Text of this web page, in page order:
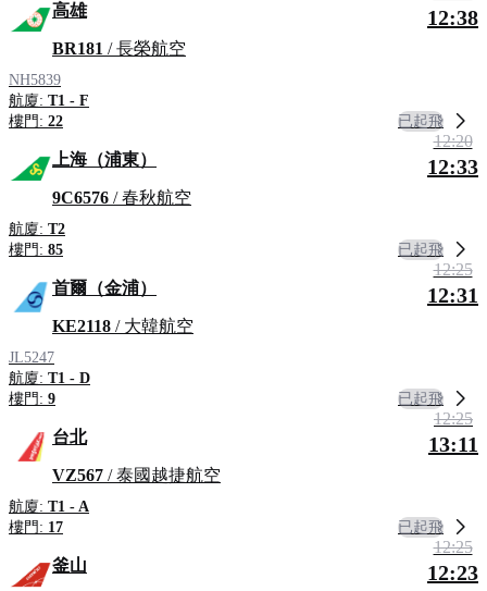
高雄
BR181 / 長榮航空
NH5839
航廈: T1 - F
樓門: 22
12:38
已起飛
上海（浦東）
9C6576 / 春秋航空
航廈: T2
樓門: 85
12:20
12:33
已起飛
首爾（金浦）
KE2118 / 大韓航空
JL5247
航廈: T1 - D
樓門: 9
12:25
12:31
已起飛
台北
VZ567 / 泰國越捷航空
航廈: T1 - A
樓門: 17
12:25
13:11
已起飛
釜山
12:25
12:23